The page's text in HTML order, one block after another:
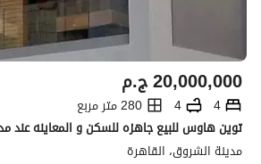
ج.م20,000,000
4
4
280 متر مربع
مدينة الشروق، القاهرة